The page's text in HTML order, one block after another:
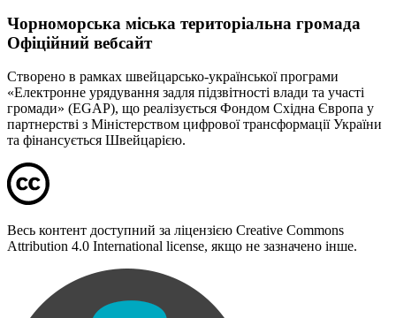
Чорноморська міська територіальна громада
Офіційний вебсайт
Створено в рамках швейцарсько-української програми
«Електронне урядування задля підзвітності влади та участі
громади» (EGAP), що реалізується Фондом Східна Європа у
партнерстві з Міністерством цифрової трансформації України
та фінансується Швейцарією.
Весь контент доступний за ліцензією Creative Commons
Attribution 4.0 International license, якщо не зазначено інше.